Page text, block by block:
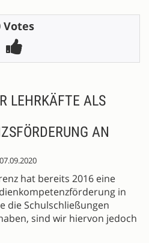
Votes
LEHRKÄFTE ALS
AN
hat bereits 2016 eine
in
die Schulschließungen
sind wir hiervon jedoch